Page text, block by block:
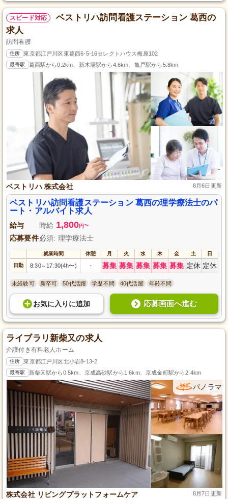
スピード対応
ベストリハ訪問看護ステーション 葛西の
求人
訪問看護
住所 東京都江戸川区東葛西6-5-16セレクトハウス梅原102
最寄駅 葛西駅から0.2km、新木場駅から4.6km、亀戸駅から5.8km
ベストリハ 株式会社 8月6日更新
ベストリハ訪問看護ステーション 葛西の理学療法士のパ
ート・アルバイト求人
給与 時給 1,800円 ~
応募要件必須: 理学療法士
就業時間 休憩 月 火 水 木 金 土 日
日勤 8:30～ 17:30(4h〜) - 募集 募集 募集 募集 募集 定休 定休
未経験可 新卒可 50代活躍 学歴不問 40代活躍 年齢不問
お気に入り に追加 応募画面へ進む
ライブラリ新柴又の求人
介護付き有料老人ホーム
住所 東京都江戸川区北小岩8-13-2
最寄駅 新柴又駅から0.5km、京成高砂駅から1.6km、京成金町駅から2.4km
パノラマ
株式会社 リビングプラットフォームケア 8月7日更新